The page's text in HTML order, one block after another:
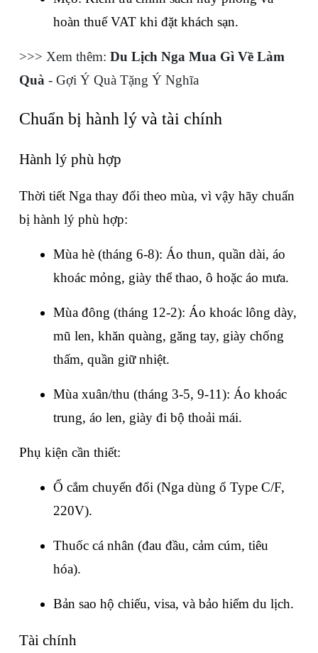
hoàn thuế VAT khi đặt khách sạn.
>>> Xem thêm: Du Lịch Nga Mua Gì Về Làm
Quà - Gợi Ý Quà Tặng Ý Nghĩa
Chuẩn bị hành lý và tài chính
Hành lý phù hợp
Thời tiết Nga thay đổi theo mùa, vì vậy hãy chuẩn
bị hành lý phù hợp:
Mùa hè (tháng 6-8): Áo thun, quần dài, áo
khoác mỏng, giày thể thao, ô hoặc áo mưa.
Mùa đông (tháng 12-2): Áo khoác lông dày,
mũ len, khăn quàng, găng tay, giày chống
thấm, quần giữ nhiệt.
Mùa xuân/thu (tháng 3-5, 9-11): Áo khoác
trung, áo len, giày đi bộ thoải mái.
Phụ kiện cần thiết:
Ổ cắm chuyển đổi (Nga dùng ổ Type C/F,
220V).
Thuốc cá nhân (đau đầu, cảm cúm, tiêu
hóa).
Bản sao hộ chiếu, visa, và bảo hiểm du lịch.
Tài chính